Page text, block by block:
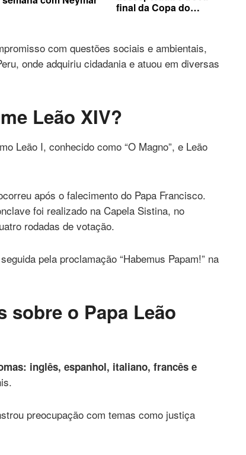
final da Copa do
com questões sociais e ambientais,
onde adquiriu cidadania e atuou em diversas
Leão XIV?
Leão I, conhecido como “O Magno”, e Leão
após o falecimento do Papa Francisco.
foi realizado na Capela Sistina, no
rodadas de votação.
pela proclamação “Habemus Papam!” na
sobre o Papa Leão
inglês, espanhol, italiano, francês e
preocupação com temas como justiça